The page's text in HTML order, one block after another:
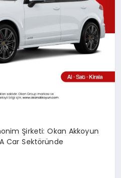
Şirketi: Okan Akkoyun
Car Sektöründe